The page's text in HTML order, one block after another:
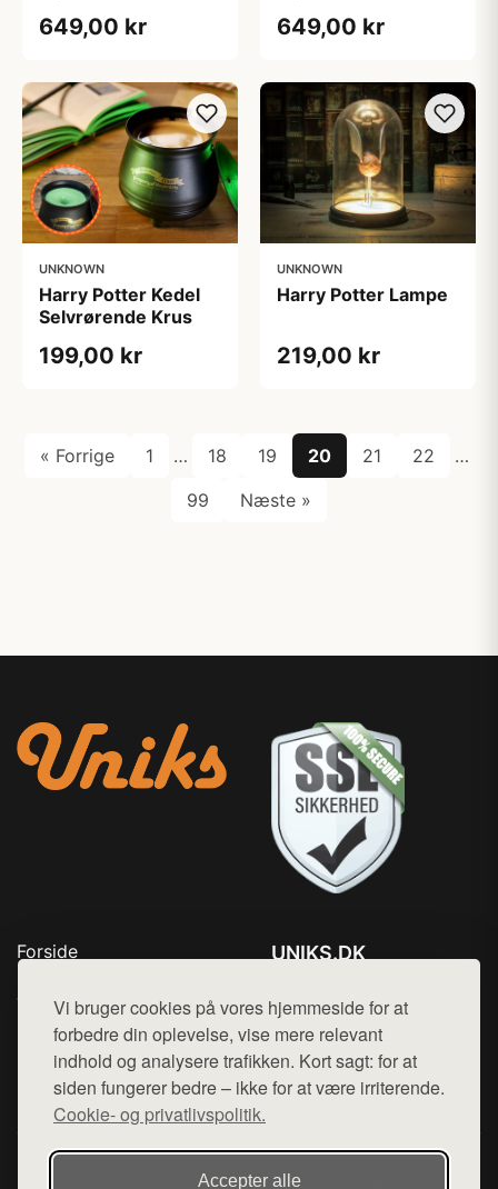
Vi bruger cookies på vores hjemmeside for at
forbedre din oplevelse, vise mere relevant
indhold og analysere trafikken. Kort sagt: for at
siden fungerer bedre – ikke for at være irriterende.
Cookie- og privatlivspolitik.
Accepter alle
649,00 kr 649,00 kr
UNKNOWN
Harry Potter Kedel
Selvrørende Krus
199,00 kr
UNKNOWN
Harry Potter Lampe
219,00 kr
« Forrige 1 … 18 19 20 21 22
…
99
Næste »
Forside
Top Rabatter
Kontakt
UNIKS.DK
Mail: hej@want.dk
Cookie- og privatlivspolitik
Denne side er en del af want.dk, der udgiver en række